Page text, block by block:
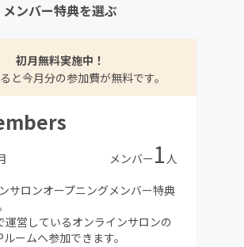
メンバー特典を選ぶ
初月無料実施中！
と今月分の参加費が無料です。
メンバー1 人
サロンオープニングメンバー特典
運営しているオンラインサロンの
ームへ参加できます。